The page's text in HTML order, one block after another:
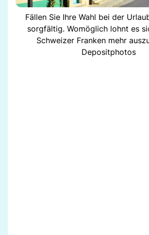
Fällen Sie Ihre Wahl bei der
sorgfältig. Womöglich lohnt es
Schweizer Franken mehr
Depositphotos